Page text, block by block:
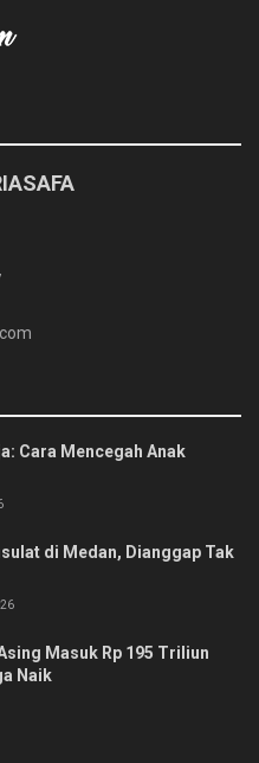
Cara Mencegah Anak
di Medan, Dianggap Tak
Masuk Rp 195 Triliun
Naik